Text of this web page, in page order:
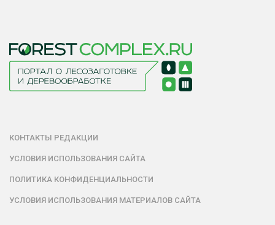
КОНТАКТЫ РЕДАКЦИИ
УСЛОВИЯ ИСПОЛЬЗОВАНИЯ САЙТА
ПОЛИТИКА КОНФИДЕНЦИАЛЬНОСТИ
УСЛОВИЯ ИСПОЛЬЗОВАНИЯ МАТЕРИАЛОВ САЙТА